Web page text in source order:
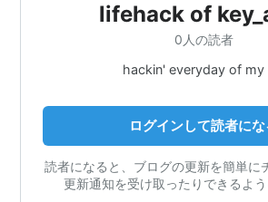
lifehack of
0人の読者
hackin' everyday of my
ログインして読者にな
読者になると、ブログの更新を簡単に
更新通知を受け取ったりできるよう